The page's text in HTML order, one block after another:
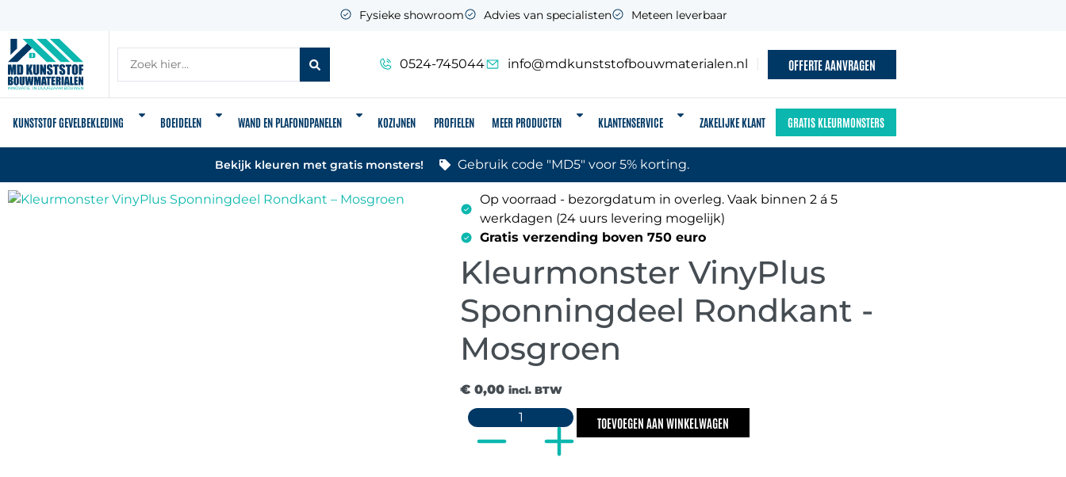
Fysieke showroom Advies van specialisten Meteen leverbaar
0524-745044 info@mdkunststofbouwmaterialen.nl OFFERTE AANVRAGEN
KUNSTSTOF GEVELBEKLEDING BOEIDELEN WAND EN PLAFONDPANELEN KOZIJNEN PROFIELEN MEER PRODUCTEN KLANTENSERVICE ZAKELIJKE KLANT GRATIS KLEURMONSTERS
Bekijk kleuren met gratis monsters! Gebruik code "MD5" voor 5% korting.
Op voorraad - bezorgdatum in overleg. Vaak binnen 2 á 5
werkdagen (24 uurs levering mogelijk)
Gratis verzending boven 750 euro
Kleurmonster VinyPlus
Sponningdeel Rondkant -
Mosgroen
€ 0,00 incl. BTW
TOEVOEGEN AAN WINKELWAGEN